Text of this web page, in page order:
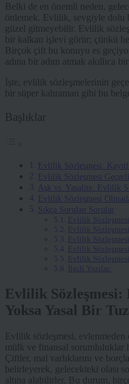
Belki de en önemli neden,
önlemek. Evlilik, sevgiyle dolu
güzel gitmeyebilir. Evlilik
bir kalkan işlevi görür; çünkü
Birçok çift bu konuyu es
adına bir adım atmak akıllıca bir
İşte, evlilik sözleşmelerinin
bir süper kahraman gibi bu
Başlıklar
Evlilik Sözleşmesi:
Evlilik Sözleşmesi
Aşk vs. Yasalite: Evlilik
Evlilik Sözleşmesi
Sıkça Sorulan Sorular
Evlilik
Evlilik
Evlilik
Evlilik
Evlilik
İlgili Yazılar:
Evlilik Sözleşmesi:
Yoksa Yasal Bir
Evlilik sözleşmesi, evlenmeden
mülk ve finansal sorumluluklar
Çiftler, mal varlıklarını ve
belirleyerek, gelecekteki olası
altına alabilirler. Bu durum,